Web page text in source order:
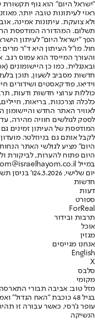
"ישראל היום" הוא גוף
ראוי לעיתונות טובה יותר,
ולא צועקת. עיתונות אמינה,
הפך "ישראל היום" לעיתון
חול. מו"ל העיתון היא ד"ר
והעורך המייסד הוא עמוס
חדשות מסביב לשעון, תוכן
וידיאו, פודקאסטים ושידורים
כוללות ערוצי חדשות ודעות,
לאוויר האתר החדש
לספק לגולשים חוויה מהירה,
המודפסת של העיתון זמינים
לקבל אותם גם בניוזלטר.
היום" מציע לגולשי האתר
היום פתוח להערות, לביקורת
במייל hayom@israelhayom.co.il.
יום שלישי, 24.3.2026
ו' בניסן
חדשות
דעות
ספורט
ForReal
תרבות ובידור
אוכל
מגזין
אנחנו מגייסים
English
X
סלבס
מקומי
מזל טוב: אביבה תבורי התארסה
בגיל 48 כוכבת "האח
עופר ג'רסי, כאשר עבורה זו
הנשיקה